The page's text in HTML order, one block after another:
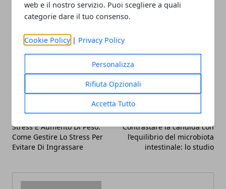
web e il nostro servizio. Puoi scegliere a quali
categorie dare il tuo consenso.
Cookie Policy | Privacy Policy
Personalizza
Rifiuta Opzionali
Accetta Tutto
Facebook
TwitterWhatsapp
Articolo Precedente
Stress E Aumento Di Peso:
Come Gestire Lo Stress Per
Evitare Di Ingrassare
Articolo Successivo
Contrastare la candida con
l’equilibrio del microbiota
intestinale: lo studio